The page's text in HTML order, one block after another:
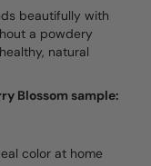
beautifully with
a powdery
natural
Blossom sample:
color at home